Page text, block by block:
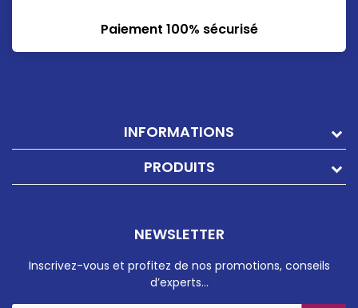
Paiement 100% sécurisé
INFORMATIONS
PRODUITS
NEWSLETTER
Inscrivez-vous et profitez de nos promotions, conseils
d’experts…